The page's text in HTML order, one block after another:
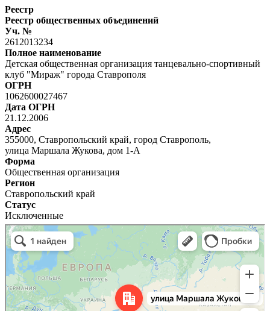
Реестр
Реестр общественных объединений
Уч. №
2612013234
Полное наименование
Детская общественная организация танцевально-спортивный
клуб "Мираж" города Ставрополя
ОГРН
1062600027467
Дата ОГРН
21.12.2006
Адрес
355000, Ставропольский край, город Ставрополь,
улица Маршала Жукова, дом 1-А
Форма
Общественная организация
Регион
Ставропольский край
Статус
Исключенные